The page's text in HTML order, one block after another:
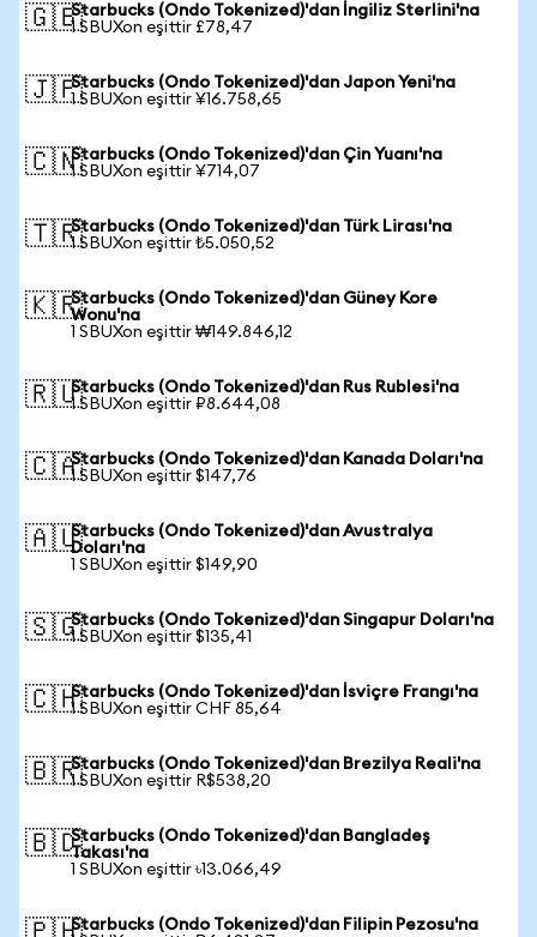
🇬🇧Starbucks (Ondo Tokenized)'dan İngiliz Sterlini'na
1 SBUXon eşittir £78,47
🇯🇵Starbucks (Ondo Tokenized)'dan Japon Yeni'na
1 SBUXon eşittir ¥16.758,65
🇨🇳Starbucks (Ondo Tokenized)'dan Çin Yuanı'na
1 SBUXon eşittir ¥714,07
🇹🇷Starbucks (Ondo Tokenized)'dan Türk Lirası'na
1 SBUXon eşittir ₺5.050,52
🇰🇷Starbucks (Ondo Tokenized)'dan Güney Kore
Wonu'na
1 SBUXon eşittir ₩149.846,12
🇷🇺Starbucks (Ondo Tokenized)'dan Rus Rublesi'na
1 SBUXon eşittir ₽8.644,08
🇨🇦Starbucks (Ondo Tokenized)'dan Kanada Doları'na
1 SBUXon eşittir $147,76
🇦🇺Starbucks (Ondo Tokenized)'dan Avustralya
Doları'na
1 SBUXon eşittir $149,90
🇸🇬Starbucks (Ondo Tokenized)'dan Singapur Doları'na
1 SBUXon eşittir $135,41
🇨🇭Starbucks (Ondo Tokenized)'dan İsviçre Frangı'na
1 SBUXon eşittir CHF 85,64
🇧🇷Starbucks (Ondo Tokenized)'dan Brezilya Reali'na
1 SBUXon eşittir R$538,20
🇧🇩Starbucks (Ondo Tokenized)'dan Bangladeş
Takası'na
1 SBUXon eşittir ৳13.066,49
Starbucks (Ondo Tokenized)'dan Filipin Pezosu'na